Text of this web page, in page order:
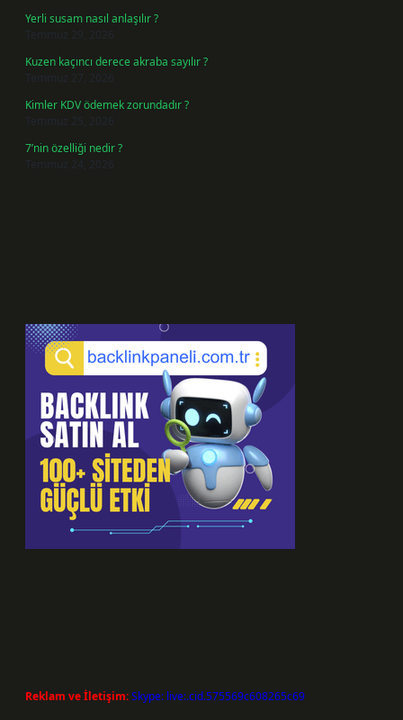
Yerli susam nasıl anlaşılır ?
Temmuz 29, 2026
Kuzen kaçıncı derece akraba sayılır ?
Temmuz 27, 2026
Kimler KDV ödemek zorundadır ?
Temmuz 25, 2026
7’nin özelliği nedir ?
Temmuz 24, 2026
Reklam ve İletişim:Skype: live:.cid.575569c608265c69